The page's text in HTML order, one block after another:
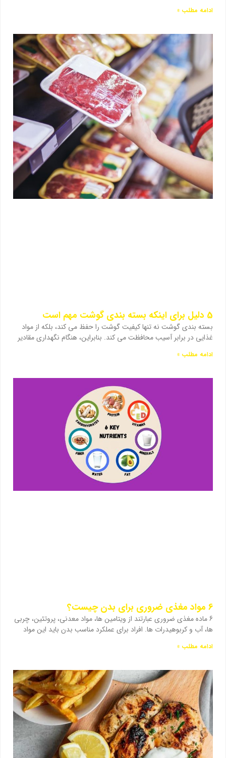
ادامه مطلب »
5 دلیل برای اینکه بسته بندی گوشت مهم است
بسته بندی گوشت نه تنها کیفیت گوشت را حفظ می کند، بلکه از مواد
غذایی در برابر آسیب محافظت می کند. بنابراین، هنگام نگهداری مقادیر
ادامه مطلب »
6 مواد مغذی ضروری برای بدن چیست؟
6 ماده مغذی ضروری عبارتند از ویتامین ها، مواد معدنی، پروتئین، چربی
ها، آب و کربوهیدرات ها. افراد برای عملکرد مناسب بدن باید این مواد
ادامه مطلب »